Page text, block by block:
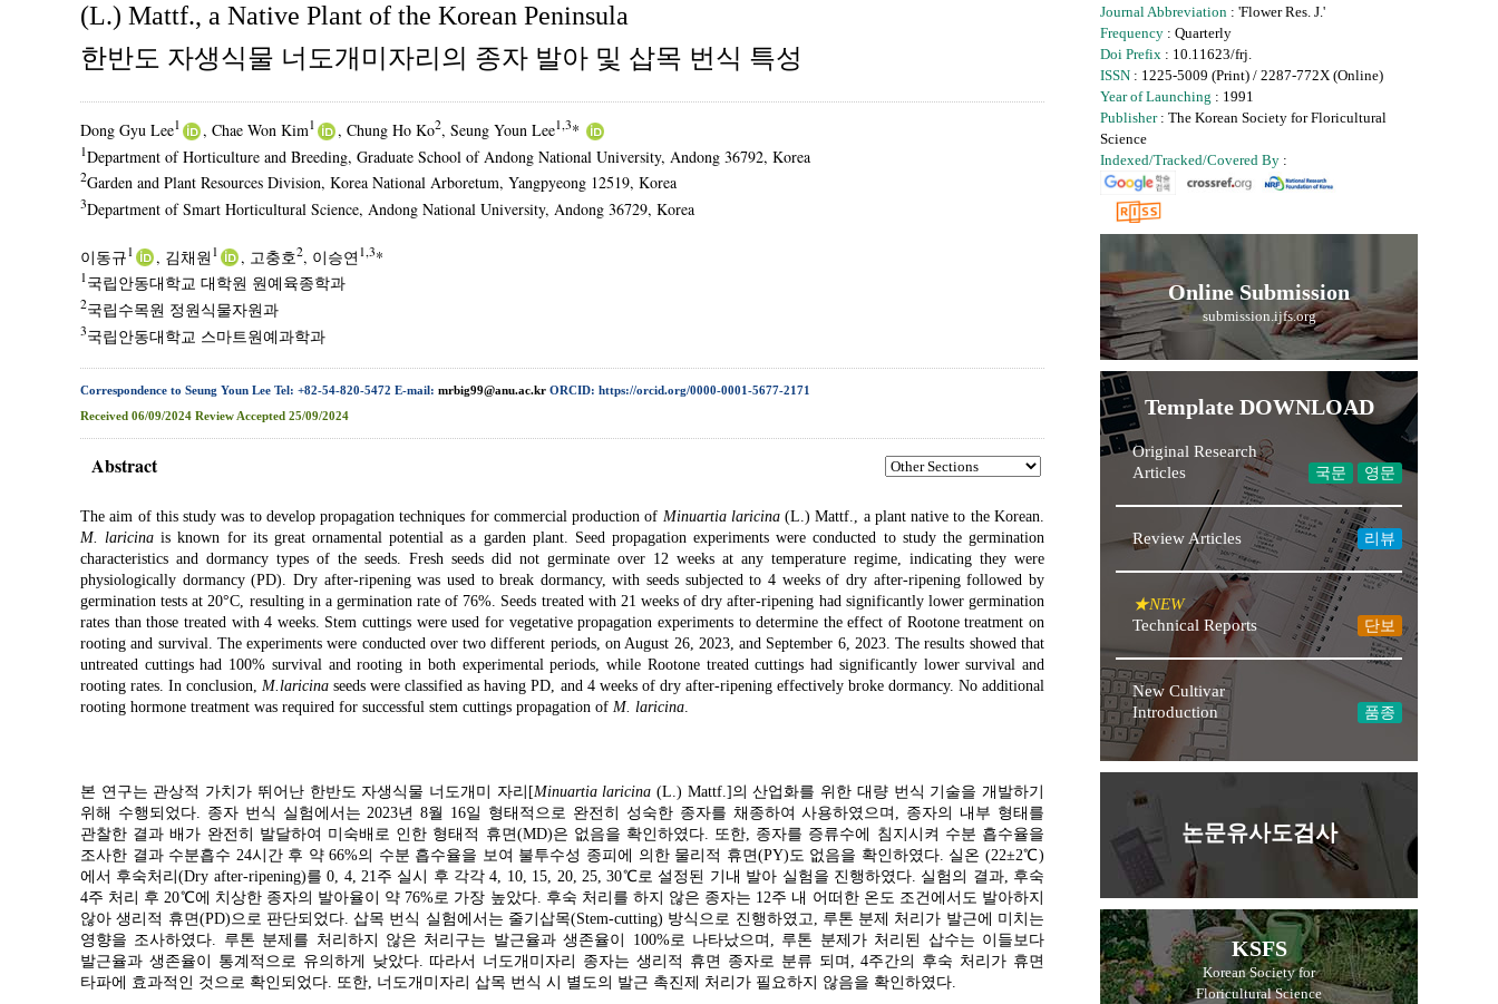
(L.) Mattf., a Native Plant of the Korean Peninsula
한반도 자생식물 너도개미자리의 종자 발아 및 삽목 번식 특성
Dong Gyu Lee1 , Chae Won Kim1 , Chung Ho Ko2, Seung Youn Lee1,3*
1Department of Horticulture and Breeding, Graduate School of Andong National University, Andong 36792, Korea
2Garden and Plant Resources Division, Korea National Arboretum, Yangpyeong 12519, Korea
3Department of Smart Horticultural Science, Andong National University, Andong 36729, Korea
이동규 1 , 김채원 1 , 고충호2, 이승연 1,3*
1국립안동대학교 대학원 원예육종학과
2국립수목원 정원식물자원과
3국립안동대학교 스마트원예과학과
Correspondence to Seung Youn Lee Tel: +82-54-820-5472 E-mail: mrbig99@anu.ac.kr ORCID: https://orcid.org/0000-0001-5677-2171
Received 06/09/2024 Review Accepted 25/09/2024
Abstract
The aim of this study was to develop propagation techniques for commercial production of Minuartia laricina(L.) Mattf., a plant native to the Korean.
M. laricina is known for its great ornamental potential as a garden plant. Seed propagation experiments were conducted to study the germination
characteristics and dormancy types of the seeds. Fresh seeds did not germinate over 12 weeks at any temperature regime, indicating they were
physiologically dormancy (PD). Dry after-ripening was used to break dormancy, with seeds subjected to 4 weeks of dry after-ripening followed by
germination tests at 20°C, resulting in a germination rate of 76%. Seeds treated with 21 weeks of dry after-ripening had significantly lower germination
rates than those treated with 4 weeks. Stem cuttings were used for vegetative propagation experiments to determine the effect of Rootone treatment on
rooting and survival. The experiments were conducted over two different periods, on August 26, 2023, and September 6, 2023. The results showed that
untreated cuttings had 100% survival and rooting in both experimental periods, while Rootone treated cuttings had significantly lower survival and
rooting rates. In conclusion,M.laricina seeds were classified as having PD, and 4 weeks of dry after-ripening effectively broke dormancy. No additional
rooting hormone treatment was required for successful stem cuttings propagation of M. laricina.
본 연구는 관상적 가치가 뛰어난 한반도 자생식물 너도개미 자리[Minuartia laricina (L.) Mattf.]의 산업화를 위한 대량 번식 기술을 개발하기
위해 수행되었다. 종자 번식 실험에서는 2023년 8월 16일 형태적으로 완전히 성숙한 종자를 채종하여 사용하였으며, 종자의 내부 형태를
관찰한 결과 배가 완전히 발달하여 미숙배로 인한 형태적 휴면(MD)은 없음을 확인하였다. 또한, 종자를 증류수에 침지시켜 수분 흡수율을
조사한 결과 수분흡수 24시간 후 약 66%의 수분 흡수율을 보여 불투수성 종피에 의한 물리적 휴면(PY)도 없음을 확인하였다. 실온 (22±2℃)
에서 후숙처리(Dry after-ripening)를 0, 4, 21주 실시 후 각각 4, 10, 15, 20, 25, 30℃로 설정된 기내 발아 실험을 진행하였다. 실험의 결과, 후숙
4주 처리 후 20℃에 치상한 종자의 발아율이 약 76%로 가장 높았다. 후숙 처리를 하지 않은 종자는 12주 내 어떠한 온도 조건에서도 발아하지
않아 생리적 휴면(PD)으로 판단되었다. 삽목 번식 실험에서는 줄기삽목(Stem-cutting) 방식으로 진행하였고, 루톤 분제 처리가 발근에 미치는
영향을 조사하였다. 루톤 분제를 처리하지 않은 처리구는 발근율과 생존율이 100%로 나타났으며, 루톤 분제가 처리된 삽수는 이들보다
발근율과 생존율이 통계적으로 유의하게 낮았다. 따라서 너도개미자리 종자는 생리적 휴면 종자로 분류 되며, 4주간의 후숙 처리가 휴면
타파에 효과적인 것으로 확인되었다. 또한, 너도개미자리 삽목 번식 시 별도의 발근 촉진제 처리가 필요하지 않음을 확인하였다.
Journal Abbreviation : 'Flower Res. J.'
Frequency : Quarterly
Doi Prefix : 10.11623/frj.
ISSN : 1225-5009 (Print) / 2287-772X (Online)
Year of Launching : 1991
Publisher: The Korean Society for Floricultural
Science
Indexed/Tracked/Covered By :
Online Submission
submission.ijfs.org
Template DOWNLOAD
Original Research
Articles
국문 영문
Review Articles 리뷰
★NEW
Technical Reports
단보
New Cultivar
Introduction
품종
논문유사도검사
KSFS
Korean Society for
Floricultural Science